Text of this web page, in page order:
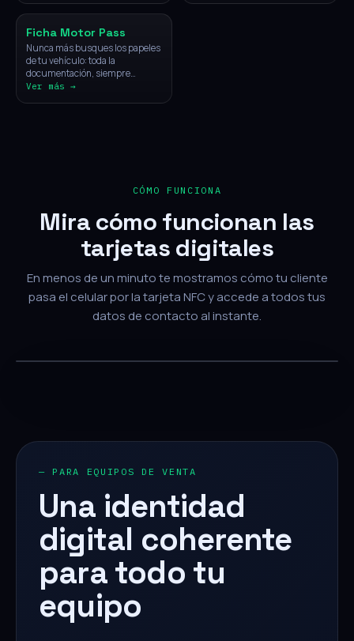
Vehículos
Ficha Motor Pass
Nunca más busques los papeles
de tu vehículo: toda la
documentación, siempre
disponible con un solo toque.
Ver más →
CÓMO FUNCIONA
Mira cómo funcionan las
tarjetas digitales
En menos de un minuto te mostramos cómo tu cliente
pasa el celular por la tarjeta NFC y accede a todos tus
datos de contacto al instante.
— PARA EQUIPOS DE VENTA
Una identidad
digital coherente
para todo tu
equipo